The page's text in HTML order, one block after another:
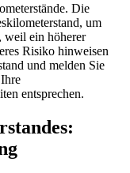
Die
um
weil ein höherer
Risiko hinweisen
und melden Sie
entsprechen.